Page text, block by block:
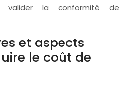
valider la conformité de
et aspects
le coût de